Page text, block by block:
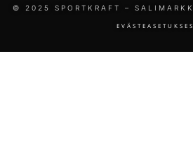
© 2025 SPORTKRAFT –